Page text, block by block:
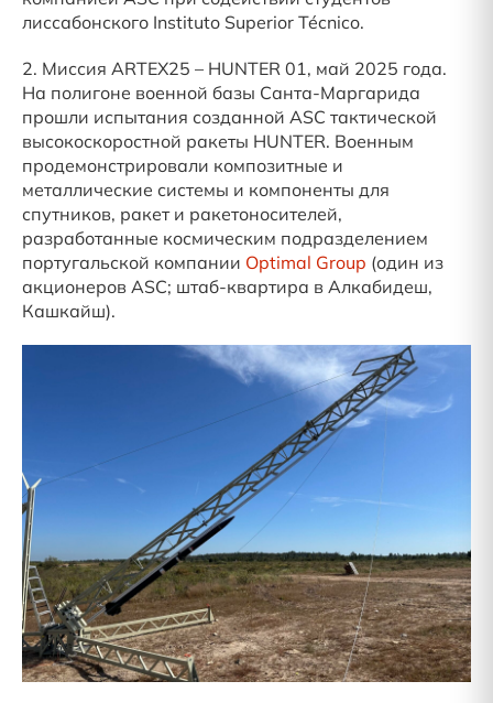
лиссабонского Instituto Superior Técnico.
2. Миссия ARTEX25 – HUNTER 01, май 2025 года.
На полигоне военной базы Санта-Маргарида
прошли испытания созданной ASC тактической
высокоскоростной ракеты HUNTER. Военным
продемонстрировали композитные и
металлические системы и компоненты для
спутников, ракет и ракетоносителей,
разработанные космическим подразделением
португальской компании Optimal Group (один из
акционеров ASC; штаб-квартира в Алкабидеш,
Кашкайш).